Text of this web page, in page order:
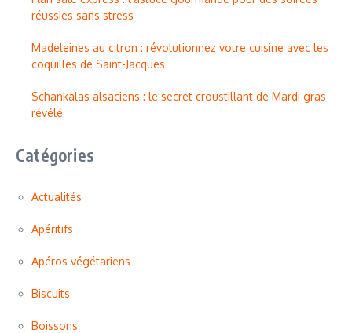
réussies sans stress
Madeleines au citron : révolutionnez votre cuisine avec les
coquilles de Saint-Jacques
Schankalas alsaciens : le secret croustillant de Mardi gras
révélé
Catégories
Actualités
Apéritifs
Apéros végétariens
Biscuits
Boissons